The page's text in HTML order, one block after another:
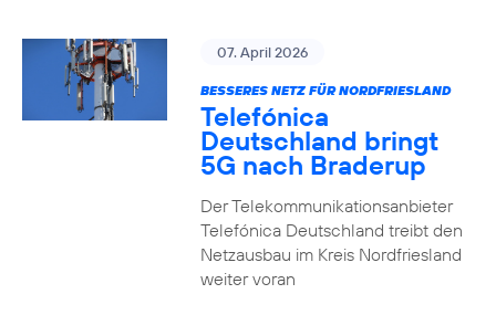
07. April 2026
BESSERES NETZ FÜR NORDFRIESLAND
Telefónica
Deutschland bringt
5G nach Braderup
Der Telekommunikationsanbieter
Telefónica Deutschland treibt den
Netzausbau im Kreis Nordfriesland
weiter voran